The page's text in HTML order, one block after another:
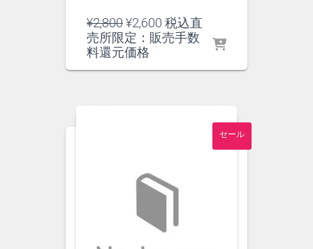
¥2,800元
の
価
¥2,600 現
在
税込直
売所限定：販売手数
料還元価格
セール